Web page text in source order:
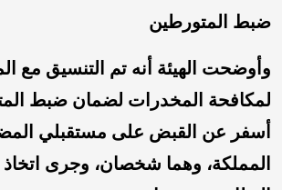
ضبط المتورطين
وأوضحت الهيئة أنه تم التنسيق مع
لمكافحة المخدرات لضمان ضبط
أسفر عن القبض على مستقبلي
المملكة، وهما شخصان، وجرى اتخاذ